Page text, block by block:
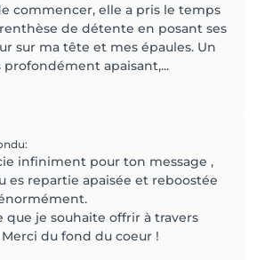
commencer, elle a pris le temps
de détente en posant ses
sur ma tête et mes épaules. Un
apaisant,...
:
infiniment pour ton message ,
es repartie apaisée et reboostée
que je souhaite offrir à travers
du fond du coeur !